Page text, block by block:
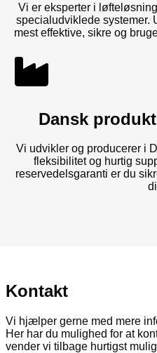
Vi er eksperter i
specialudviklede systemer.
mest effektive, sikre og
Dansk
Vi udvikler og producerer i
fleksibilitet og hurtig
reservedelsgaranti er du
Kontakt
Vi hjælper gerne med mere
Her har du mulighed for at
vender vi tilbage hurtigst